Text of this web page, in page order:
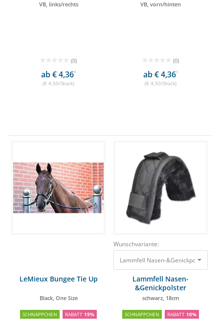
VB, links/rechts
(0)
ab € 4,361
(€ 4,50/Stück)
VB, vorn/hinten
(0)
ab € 4,361
(€ 4,50/Stück)
LeMieux Bungee Tie Up
Black, One Size
SCHNÄPPCHEN RABATT 15%
Wunschvariante:
Lammfell Nasen-
&Genickpolster
schwarz, 18cm
SCHNÄPPCHEN RABATT 10%